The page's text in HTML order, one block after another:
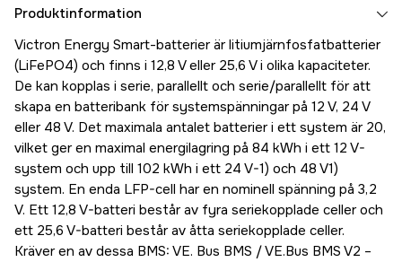
Produktinformation
Victron Energy Smart-batterier är litiumjärnfosfatbatterier
(LiFePO4) och finns i 12,8 V eller 25,6 V i olika kapaciteter.
De kan kopplas i serie, parallellt och serie/parallellt för att
skapa en batteribank för systemspänningar på 12 V, 24 V
eller 48 V. Det maximala antalet batterier i ett system är 20,
vilket ger en maximal energilagring på 84 kWh i ett 12 V-
system och upp till 102 kWh i ett 24 V-1) och 48 V1)
system. En enda LFP-cell har en nominell spänning på 3,2
V. Ett 12,8 V-batteri består av fyra seriekopplade celler och
ett 25,6 V-batteri består av åtta seriekopplade celler.
Kräver en av dessa BMS: VE. Bus BMS / VE.Bus BMS V2 –